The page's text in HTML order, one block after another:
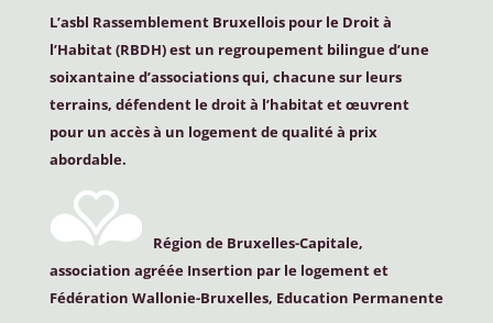
L’asbl Rassemblement Bruxellois pour le Droit à
l’Habitat (RBDH) est un regroupement bilingue d’une
soixantaine d’associations qui, chacune sur leurs
terrains, défendent le droit à l’habitat et œuvrent
pour un accès à un logement de qualité à prix
abordable.
Région de Bruxelles-Capitale,
association agréée Insertion par le logement et
Fédération Wallonie-Bruxelles, Education Permanente